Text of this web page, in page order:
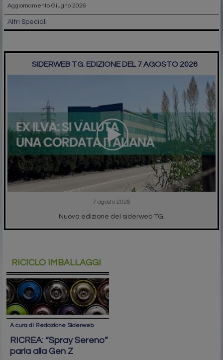
Aggiornamento Giugno 2026
Altri Speciali
SIDERWEB TG. EDIZIONE DEL 7 AGOSTO 2026
7 agosto 2026
Nuova edizione del siderweb TG.
RICICLO IMBALLAGGI
A cura di Redazione Siderweb
RICREA: “Spray Sereno”
parla alla Gen Z